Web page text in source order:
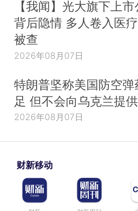
【我闻】光大旗下上
背后隐情 多人卷入医
被查
2026年08月07日
特朗普坚称美国防空
足 但不会向乌克兰提
2026年08月07日
财新移动